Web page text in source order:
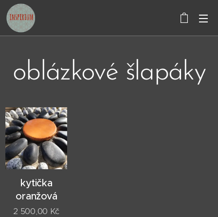
oblázkové šlapáky
kytička
oranžová
2 500,00 Kč